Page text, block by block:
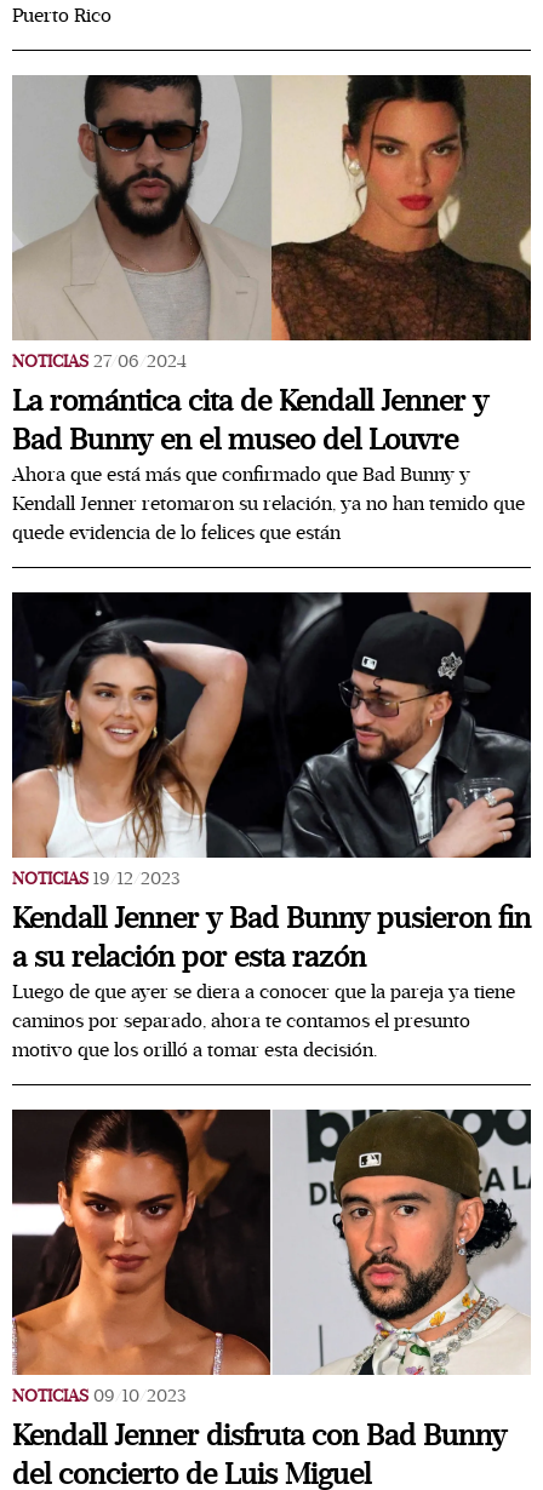
Puerto Rico
NOTICIAS 27/06/2024
La romántica cita de Kendall Jenner y
Bad Bunny en el museo del Louvre
Ahora que está más que confirmado que Bad Bunny y
Kendall Jenner retomaron su relación, ya no han temido que
quede evidencia de lo felices que están
NOTICIAS 19/12/2023
Kendall Jenner y Bad Bunny pusieron fin
a su relación por esta razón
Luego de que ayer se diera a conocer que la pareja ya tiene
caminos por separado, ahora te contamos el presunto
motivo que los orilló a tomar esta decisión.
NOTICIAS 09/10/2023
Kendall Jenner disfruta con Bad Bunny
del concierto de Luis Miguel